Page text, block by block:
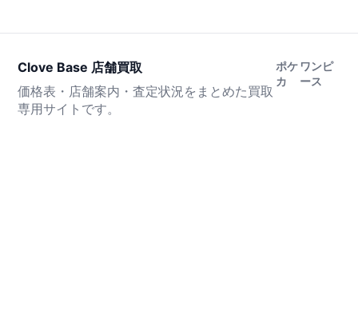
Clove Base 店舗買取
価格表・店舗案内・査定状況をまとめた買取
専用サイトです。
ポケ
カ
ワンピ
ース